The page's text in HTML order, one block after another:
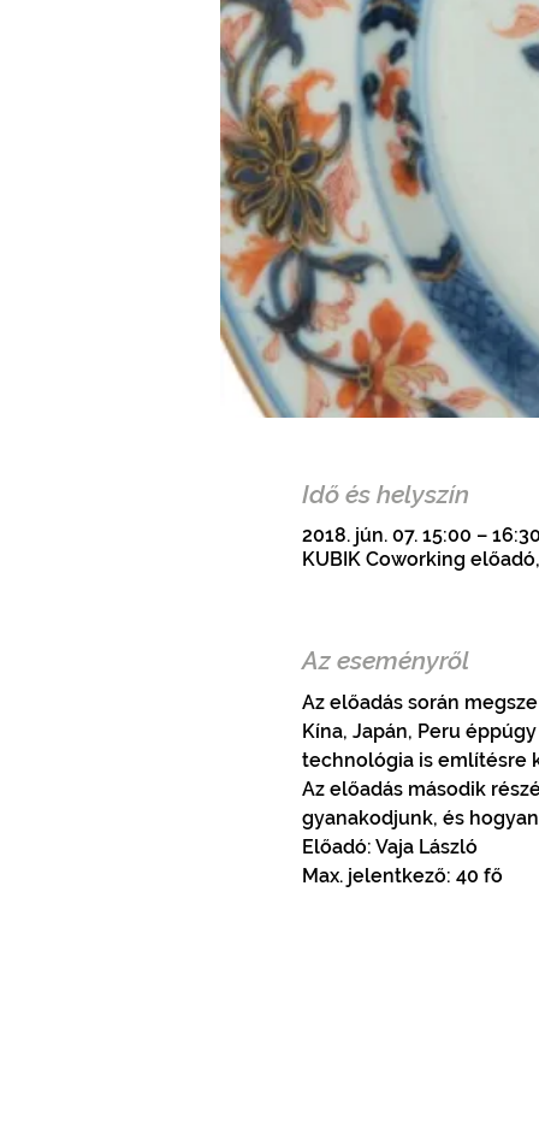
Idő és helyszín
2018. jún. 07. 15:00 –
KUBIK Coworking
Az eseményről
Az előadás során
Kína, Japán, Peru
technológia is említésre
Az előadás második
gyanakodjunk, és
Előadó: Vaja László
Max. jelentkező: 40 fő